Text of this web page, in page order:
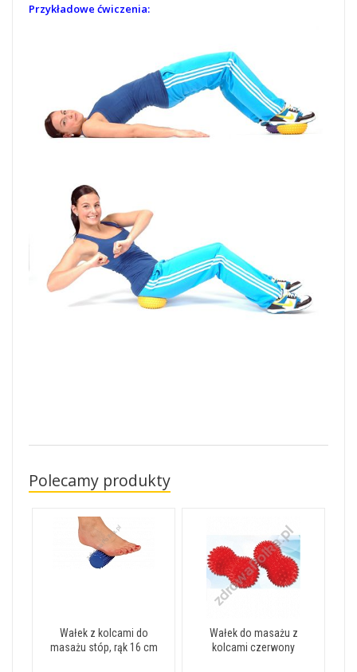
Przykładowe ćwiczenia:
Polecamy produkty
Wałek z kolcami do
masażu stóp, rąk 16 cm
Wałek do masażu z
kolcami czerwony